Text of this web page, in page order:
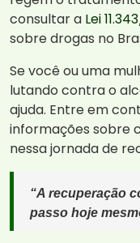
consultar a Lei
sobre drogas no
Se você ou uma
lutando contra o
ajuda. Entre em
informações sobre
nessa jornada de
“A recuperação
passo hoje